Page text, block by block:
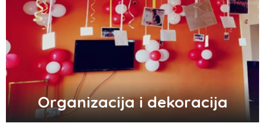
Organizacija i dekoracija
Zašto se seksualni život gasi kako
prolaze godine braka?
5 načina kako da pobedite stres